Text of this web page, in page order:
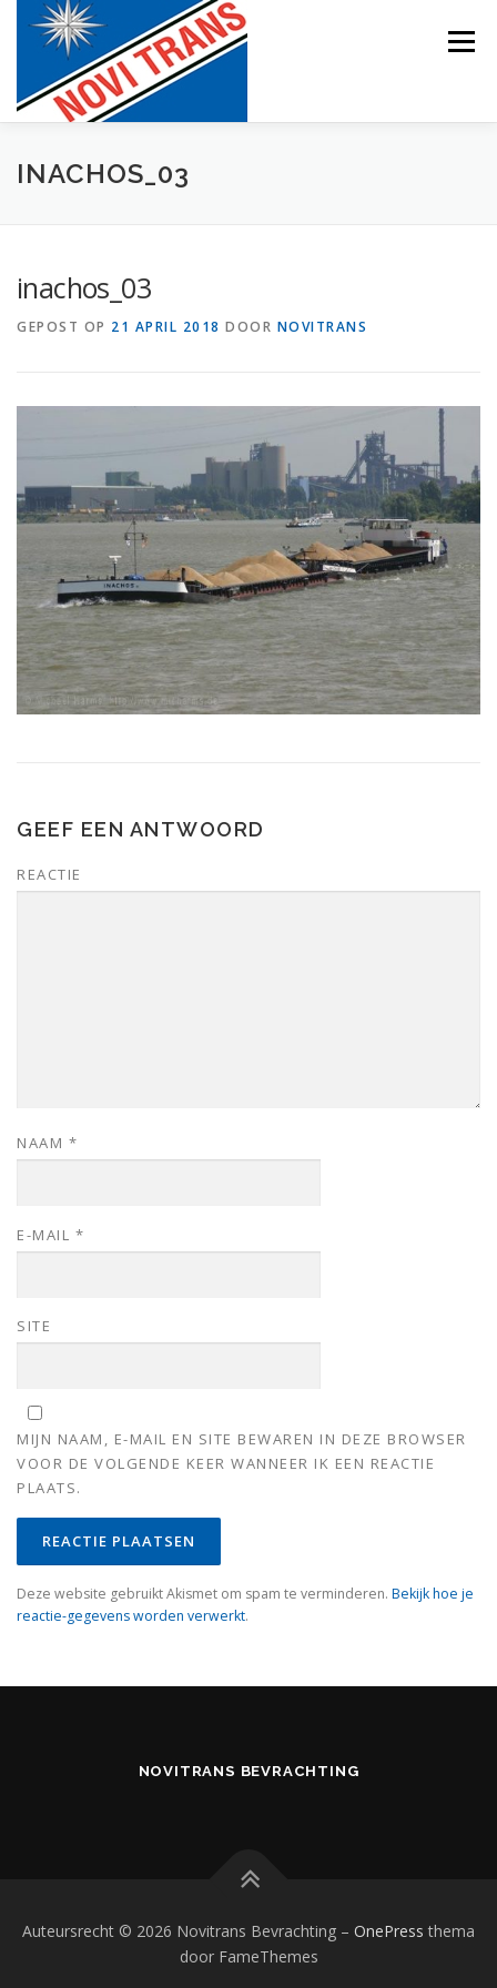
Menu
BEVRACHTING
INACHOS_03
inachos_03
GEPOST OP 21 APRIL 2018 DOOR NOVITRANS
GEEF EEN ANTWOORD
REACTIE
NAAM *
E-MAIL *
SITE
MIJN NAAM, E-MAIL EN SITE BEWAREN IN DEZE BROWSER
VOOR DE VOLGENDE KEER WANNEER IK EEN REACTIE
PLAATS.
Deze website gebruikt Akismet om spam te verminderen. Bekijk hoe je
reactie-gegevens worden verwerkt.
NOVITRANS BEVRACHTING
Auteursrecht © 2026 Novitrans Bevrachting – OnePress thema
door FameThemes